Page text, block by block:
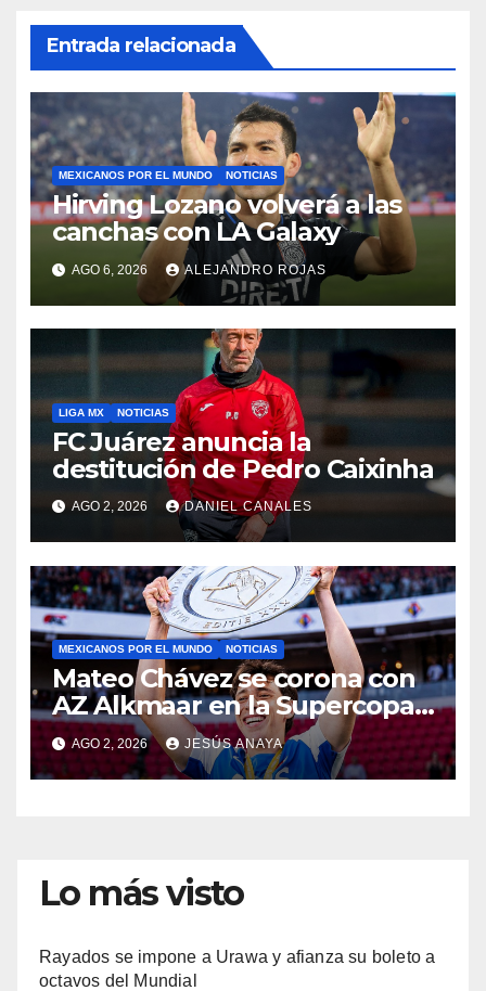
Entrada relacionada
MEXICANOS POR EL MUNDO NOTICIAS
Hirving Lozano volverá a las
canchas con LA Galaxy
AGO 6, 2026 ALEJANDRO ROJAS
LIGA MX NOTICIAS
FC Juárez anuncia la
destitución de Pedro Caixinha
AGO 2, 2026 DANIEL CANALES
MEXICANOS POR EL MUNDO NOTICIAS
Mateo Chávez se corona con
AZ Alkmaar en la Supercopa
de Países Bajos
AGO 2, 2026 JESÚS ANAYA
Lo más visto
Rayados se impone a Urawa y afianza su boleto a
octavos del Mundial